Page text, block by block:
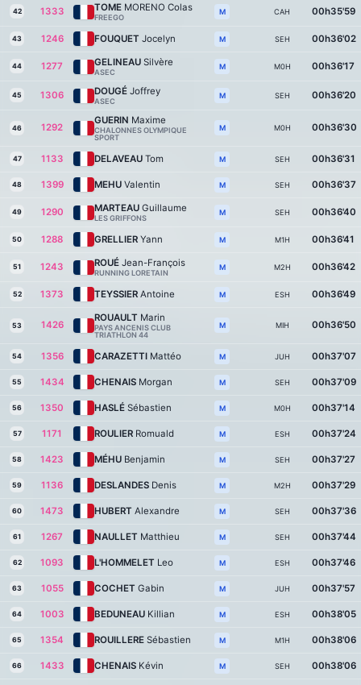
42 1333 TOME MORENO Colas
FREEGO
M CAH 00h35'59
43 1246 FOUQUET Jocelyn M SEH 00h36'02
44 1277 GELINEAU Silvère
ASEC
M M0H 00h36'17
45 1306 DOUGÉ Joffrey
ASEC
M SEH 00h36'20
46 1292
GUERIN Maxime
CHALONNES OLYMPIQUE
SPORT
M M0H 00h36'30
47 1133 DELAVEAU Tom M SEH 00h36'31
48 1399 MEHU Valentin M SEH 00h36'37
49 1290 MARTEAU Guillaume
LES GRIFFONS
M SEH 00h36'40
50 1288 GRELLIER Yann M M1H 00h36'41
51 1243 ROUÉ Jean-François
RUNNING LORETAIN
M M2H 00h36'42
52 1373 TEYSSIER Antoine M ESH 00h36'49
53 1426
ROUAULT Marin
PAYS ANCENIS CLUB
TRIATHLON 44
M MIH 00h36'50
54 1356 CARAZETTI Mattéo M JUH 00h37'07
55 1434 CHENAIS Morgan M SEH 00h37'09
56 1350 HASLÉ Sébastien M M0H 00h37'14
57 1171 ROULIER Romuald M ESH 00h37'24
58 1423 MÉHU Benjamin M SEH 00h37'27
59 1136 DESLANDES Denis M M2H 00h37'29
60 1473 HUBERT Alexandre M SEH 00h37'36
61 1267 NAULLET Matthieu M SEH 00h37'44
62 1093 L'HOMMELET Leo M ESH 00h37'46
63 1055 COCHET Gabin M JUH 00h37'57
64 1003 BEDUNEAU Killian M ESH 00h38'05
65 1354 ROUILLERE Sébastien M M1H 00h38'06
66 1433 CHENAIS Kévin M SEH 00h38'06